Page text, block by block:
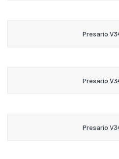
Presario
Presario
Presario